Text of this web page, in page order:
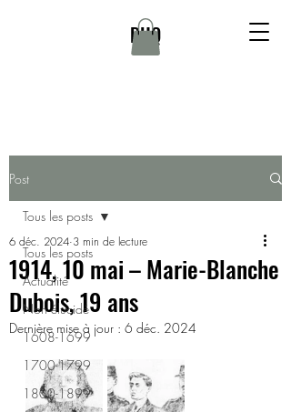
DHQ
Post
Tous les posts
Actualité
Non élucidé
1608-1699
1700-1799
1800-1899
Tous les posts
1914, 10 mai – Marie-Blanche
Dubois, 19 ans
6 déc. 2024 3 min de lecture
Dernière mise à jour : 6 déc. 2024